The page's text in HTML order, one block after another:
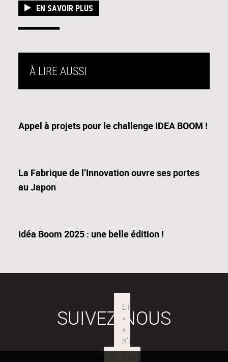
EN SAVOIR PLUS
À LIRE AUSSI
Appel à projets pour le challenge IDEA BOOM !
La Fabrique de l’Innovation ouvre ses portes
au Japon
Idéa Boom 2025 : une belle édition !
SUIVEZ-NOUS